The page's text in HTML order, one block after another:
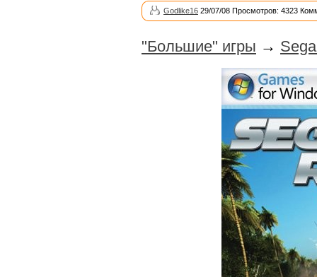
Godlike16 29/07/08 Просмотров: 4323
"Большие" игры →